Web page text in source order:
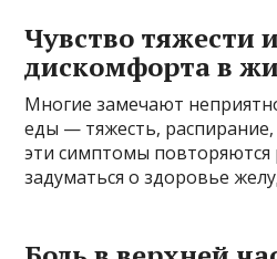
Чувство тяжести и
дискомфорта в
Многие замечают
еды — тяжесть,
эти симптомы повторяются
задуматься о здоровье